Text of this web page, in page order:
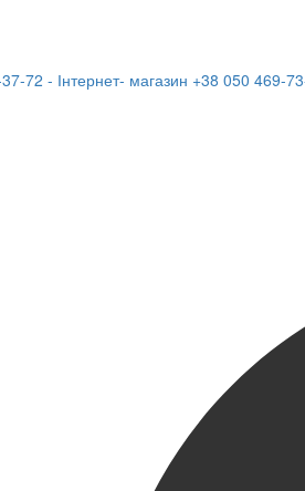
72 - Інтернет- магазин +38 050 469-